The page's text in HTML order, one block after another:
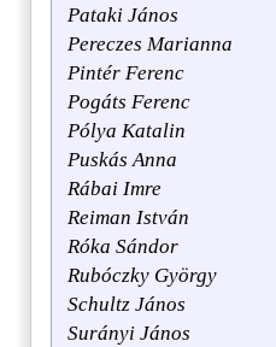
Pataki János
Pereczes Marianna
Pintér Ferenc
Pogáts Ferenc
Pólya Katalin
Puskás Anna
Rábai Imre
Reiman István
Róka Sándor
Rubóczky György
Schultz János
Surányi János